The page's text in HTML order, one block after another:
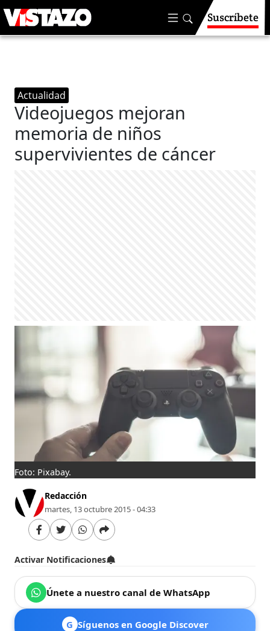
Suscríbete
Actualidad
Videojuegos mejoran
memoria de niños
supervivientes de cáncer
Foto: Pixabay.
Redacción
martes, 13 octubre 2015 - 04:33
Activar Notificaciones
Únete a nuestro canal de WhatsApp
G Síguenos en Google Discover